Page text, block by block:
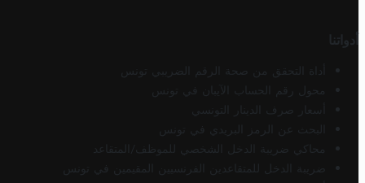
أدواتنا
أداة التحقق من صحة الرقم الضريبي تونس
محول رقم الحساب الآيبان في تونس
أسعار صرف الدينار التونسي
البحث عن الرمز البريدي في تونس
محاكي ضريبة الدخل الشخصي للموظف/المتقاعد
ضريبة الدخل للمتقاعدين الفرنسيين المقيمين في تونس